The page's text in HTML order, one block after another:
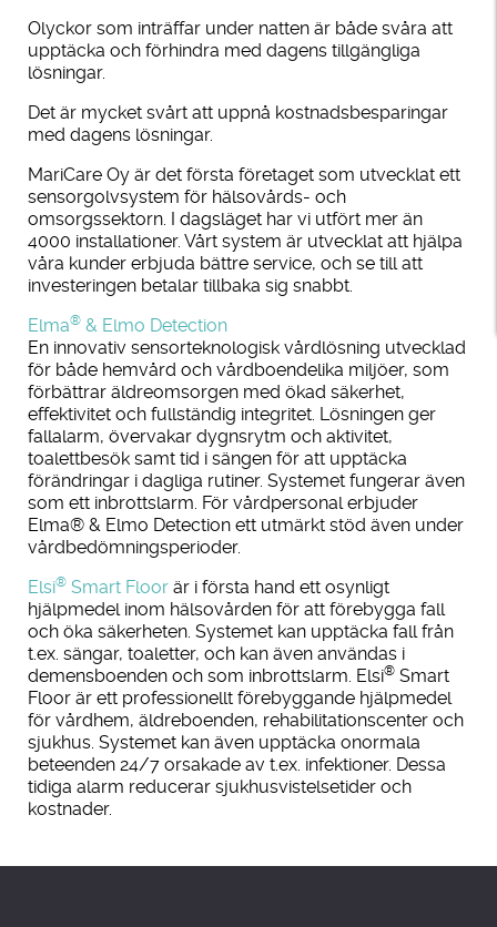
Olyckor som inträffar under natten är både svåra att
upptäcka och förhindra med dagens tillgängliga
lösningar.
Det är mycket svårt att uppnå kostnadsbesparingar
med dagens lösningar.
MariCare Oy är det första företaget som utvecklat ett
sensorgolvsystem för hälsovårds- och
omsorgssektorn. I dagsläget har vi utfört mer än
4000 installationer. Vårt system är utvecklat att hjälpa
våra kunder erbjuda bättre service, och se till att
investeringen betalar tillbaka sig snabbt.
Elma® & Elmo Detection
En innovativ sensorteknologisk vårdlösning utvecklad
för både hemvård och vårdboendelika miljöer, som
förbättrar äldreomsorgen med ökad säkerhet,
effektivitet och fullständig integritet. Lösningen ger
fallalarm, övervakar dygnsrytm och aktivitet,
toalettbesök samt tid i sängen för att upptäcka
förändringar i dagliga rutiner. Systemet fungerar även
som ett inbrottslarm. För vårdpersonal erbjuder
Elma® & Elmo Detection ett utmärkt stöd även under
vårdbedömningsperioder.
Elsi® Smart Floor är i första hand ett osynligt
hjälpmedel inom hälsovården för att förebygga fall
och öka säkerheten. Systemet kan upptäcka fall från
t.ex. sängar, toaletter, och kan även användas i
demensboenden och som inbrottslarm. Elsi® Smart
Floor är ett professionellt förebyggande hjälpmedel
för vårdhem, äldreboenden, rehabilitationscenter och
sjukhus. Systemet kan även upptäcka onormala
beteenden 24/7 orsakade av t.ex. infektioner. Dessa
tidiga alarm reducerar sjukhusvistelsetider och
kostnader.